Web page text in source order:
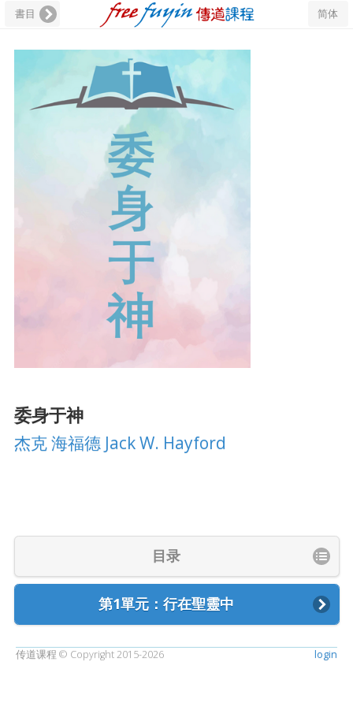
書目 简体
委身于神
杰克 海福德 Jack W. Hayford
目录
第1單元：行在聖靈中
传道课程 © Copyright 2015-2026 login